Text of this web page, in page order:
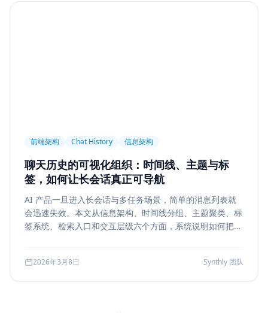
前端架构 Chat History 信息架构
聊天历史的可视化组织：时间线、主题与标
签，如何让长会话真正可导航
AI 产品一旦进入长会话与多任务场景，简单的消息列表就
会迅速失效。本文从信息架构、时间线分组、主题聚类、标
签系统、检索入口和交互层级六个方面，系统说明如何把聊
2026年3月8日 Synthly 团队